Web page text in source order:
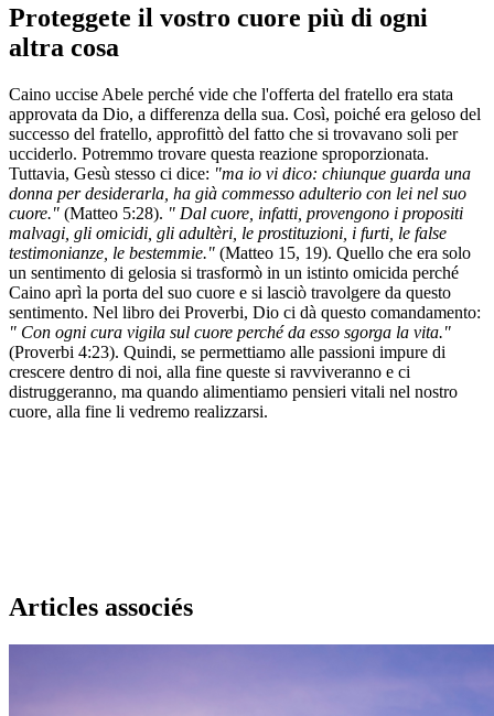
Proteggete il vostro cuore più di ogni
altra cosa
Caino uccise Abele perché vide che l'offerta del fratello era stata
approvata da Dio, a differenza della sua. Così, poiché era geloso del
successo del fratello, approfittò del fatto che si trovavano soli per
ucciderlo. Potremmo trovare questa reazione sproporzionata.
Tuttavia, Gesù stesso ci dice: "ma io vi dico: chiunque guarda una
donna per desiderarla, ha già commesso adulterio con lei nel suo
cuore." (Matteo 5:28). " Dal cuore, infatti, provengono i propositi
malvagi, gli omicidi, gli adultèri, le prostituzioni, i furti, le false
testimonianze, le bestemmie." (Matteo 15, 19). Quello che era solo
un sentimento di gelosia si trasformò in un istinto omicida perché
Caino aprì la porta del suo cuore e si lasciò travolgere da questo
sentimento. Nel libro dei Proverbi, Dio ci dà questo comandamento:
" Con ogni cura vigila sul cuore perché da esso sgorga la vita."
(Proverbi 4:23). Quindi, se permettiamo alle passioni impure di
crescere dentro di noi, alla fine queste si ravviveranno e ci
distruggeranno, ma quando alimentiamo pensieri vitali nel nostro
cuore, alla fine li vedremo realizzarsi.
Articles associés